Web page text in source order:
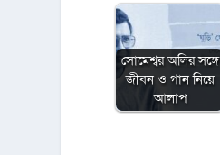
সোমেশ্বর অলির সঙ্গে
জীবন ও গান নিয়ে
আলাপ